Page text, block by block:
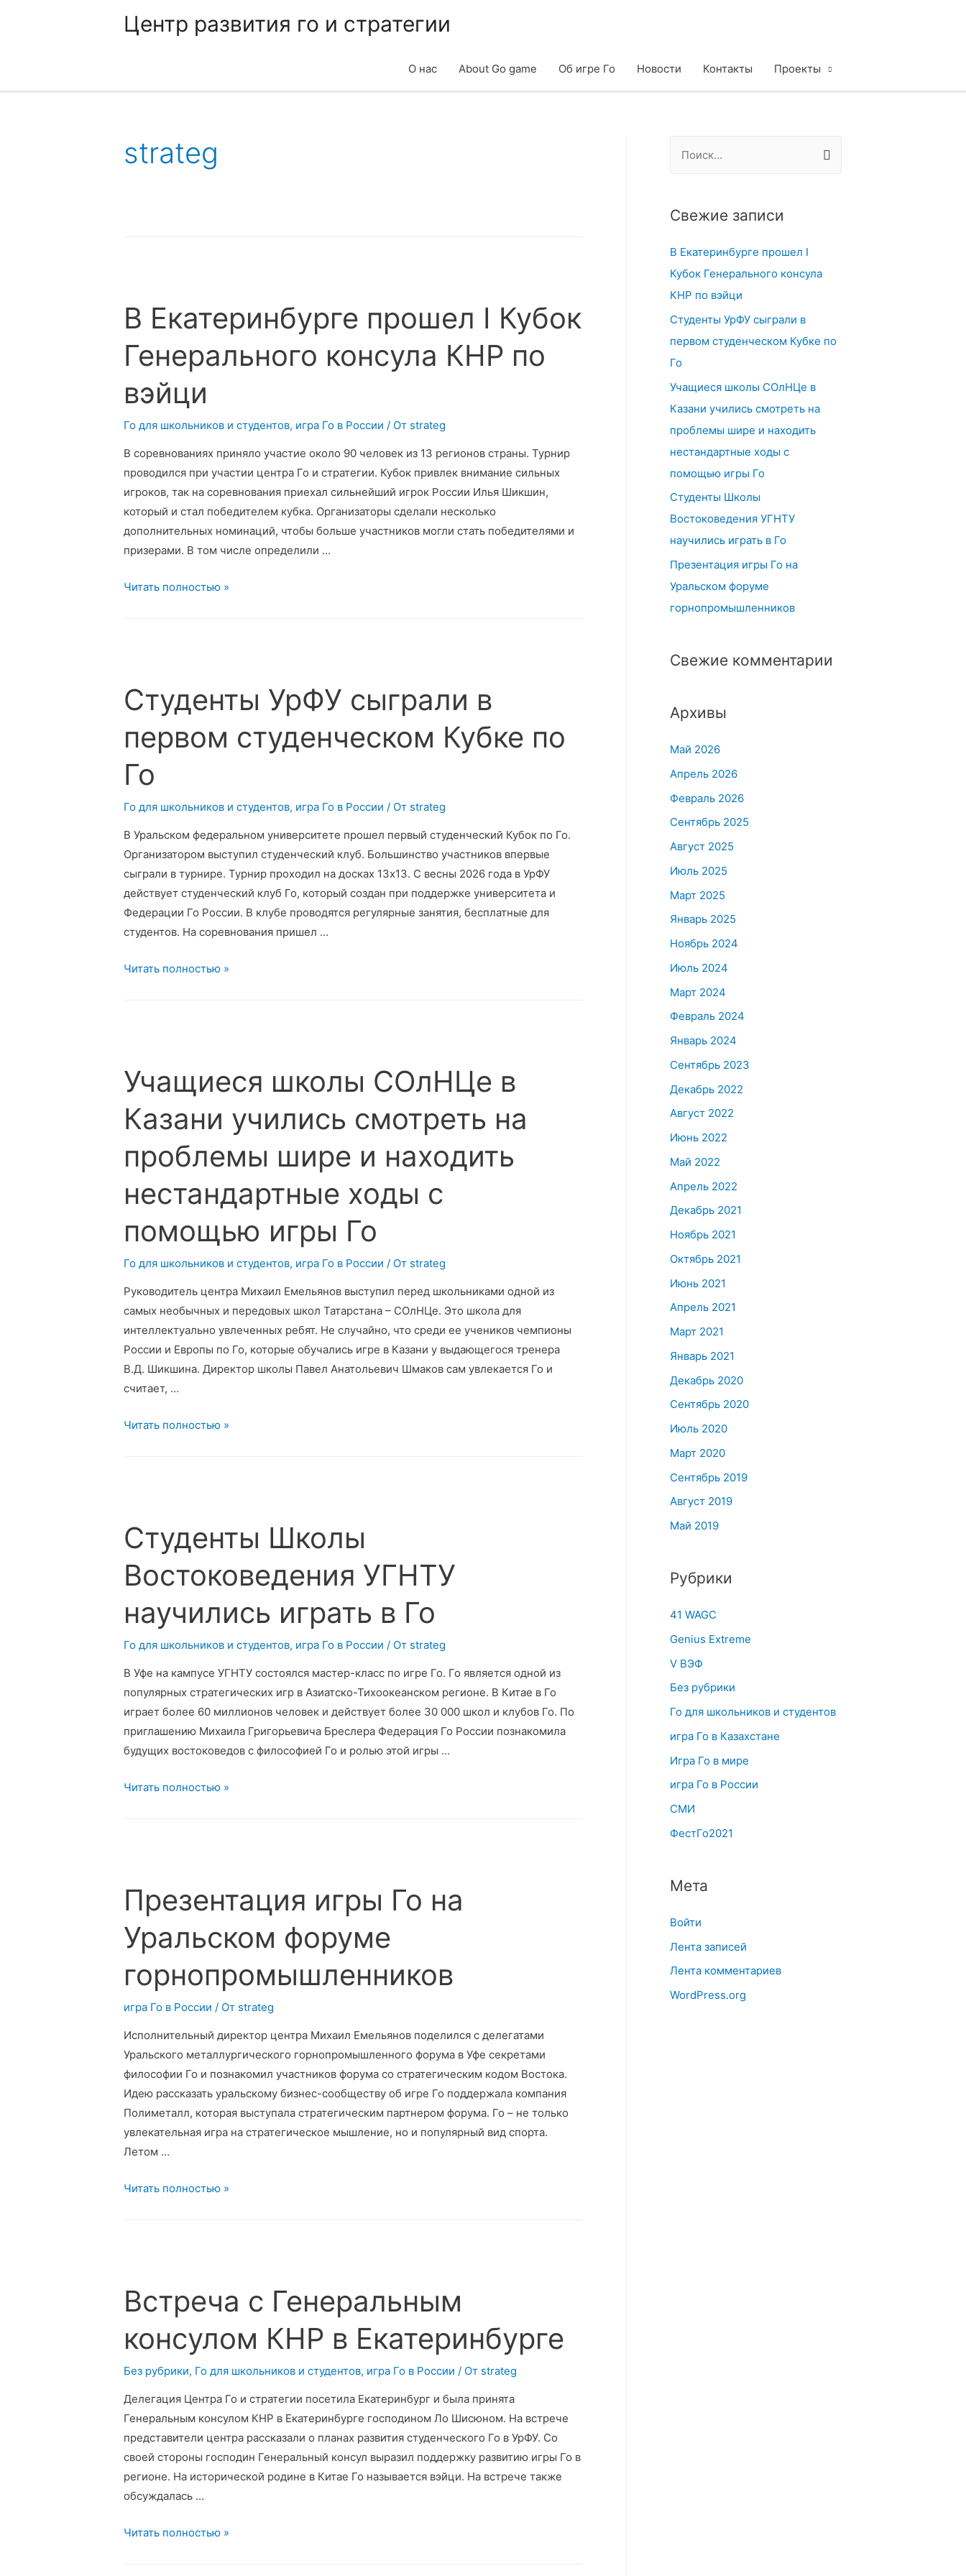
Центр развития го и стратегии
О нас About Go game Об игре Го Новости Контакты Проекты
strateg
В Екатеринбурге прошел I Кубок
Генерального консула КНР по
вэйци
Го для школьников и студентов, игра Го в России / От strateg
В соревнованиях приняло участие около 90 человек из 13 регионов страны. Турнир
проводился при участии центра Го и стратегии. Кубок привлек внимание сильных
игроков, так на соревнования приехал сильнейший игрок России Илья Шикшин,
который и стал победителем кубка. Организаторы сделали несколько
дополнительных номинаций, чтобы больше участников могли стать победителями и
призерами. В том числе определили …
В
консула
вэйци
Читать полностью »
Студенты УрФУ сыграли в
первом студенческом Кубке по
Го
Го для школьников и студентов, игра Го в России / От strateg
В Уральском федеральном университете прошел первый студенческий Кубок по Го.
Организатором выступил студенческий клуб. Большинство участников впервые
сыграли в турнире. Турнир проходил на досках 13х13. С весны 2026 года в УрФУ
действует студенческий клуб Го, который создан при поддержке университета и
Федерации Го России. В клубе проводятся регулярные занятия, бесплатные для
студентов. На соревнования пришел …
Студенты
Кубке
Го
Читать полностью »
Учащиеся школы СОлНЦе в
Казани учились смотреть на
проблемы шире и находить
нестандартные ходы с
помощью игры Го
Го для школьников и студентов, игра Го в России / От strateg
Руководитель центра Михаил Емельянов выступил перед школьниками одной из
самых необычных и передовых школ Татарстана – СОлНЦе. Это школа для
интеллектуально увлеченных ребят. Не случайно, что среди ее учеников чемпионы
России и Европы по Го, которые обучались игре в Казани у выдающегося тренера
В.Д. Шикшина. Директор школы Павел Анатольевич Шмаков сам увлекается Го и
считает, …
Учащиеся
смотреть
проблемы
и
находить
ходы
с
помощью
игры
Го
Читать полностью »
Студенты Школы
Востоковедения УГНТУ
научились играть в Го
Го для школьников и студентов, игра Го в России / От strateg
В Уфе на кампусе УГНТУ состоялся мастер-класс по игре Го. Го является одной из
популярных стратегических игр в Азиатско-Тихоокеанском регионе. В Китае в Го
играет более 60 миллионов человек и действует более 30 000 школ и клубов Го. По
приглашению Михаила Григорьевича Бреслера Федерация Го России познакомила
будущих востоковедов с философией Го и ролью этой игры …
Студенты
Читать полностью »
Презентация игры Го на
Уральском форуме
горнопромышленников
игра Го в России / От strateg
Исполнительный директор центра Михаил Емельянов поделился с делегатами
Уральского металлургического горнопромышленного форума в Уфе секретами
философии Го и познакомил участников форума со стратегическим кодом Востока.
Идею рассказать уральскому бизнес-сообществу об игре Го поддержала компания
Полиметалл, которая выступала стратегическим партнером форума. Го – не только
увлекательная игра на стратегическое мышление, но и популярный вид спорта.
Летом …
Презентация
горнопромышленников
Читать полностью »
Встреча с Генеральным
консулом КНР в Екатеринбурге
Без рубрики, Го для школьников и студентов, игра Го в России / От strateg
Делегация Центра Го и стратегии посетила Екатеринбург и была принята
Генеральным консулом КНР в Екатеринбурге господином Ло Шисюном. На встрече
представители центра рассказали о планах развития студенческого Го в УрФУ. Со
своей стороны господин Генеральный консул выразил поддержку развитию игры Го в
регионе. На исторической родине в Китае Го называется вэйци. На встрече также
обсуждалась …
Встреча
Читать полностью »
т
:
Свежие записи
В Екатеринбурге прошел I
Кубок Генерального консула
КНР по вэйци
Студенты УрФУ сыграли в
первом студенческом Кубке по
Го
Учащиеся школы СОлНЦе в
Казани учились смотреть на
проблемы шире и находить
нестандартные ходы с
помощью игры Го
Студенты Школы
Востоковедения УГНТУ
научились играть в Го
Презентация игры Го на
Уральском форуме
горнопромышленников
Свежие комментарии
Архивы
Май 2026
Апрель 2026
Февраль 2026
Сентябрь 2025
Август 2025
Июль 2025
Март 2025
Январь 2025
Ноябрь 2024
Июль 2024
Март 2024
Февраль 2024
Январь 2024
Сентябрь 2023
Декабрь 2022
Август 2022
Июнь 2022
Май 2022
Апрель 2022
Декабрь 2021
Ноябрь 2021
Октябрь 2021
Июнь 2021
Апрель 2021
Март 2021
Январь 2021
Декабрь 2020
Сентябрь 2020
Июль 2020
Март 2020
Сентябрь 2019
Август 2019
Май 2019
Рубрики
41 WAGC
Genius Extreme
V ВЭФ
Без рубрики
Го для школьников и студентов
игра Го в Казахстане
Игра Го в мире
игра Го в России
СМИ
ФестГо2021
Мета
Войти
Лента записей
Лента комментариев
WordPress.org